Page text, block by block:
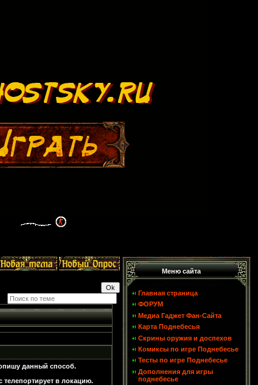
данный способ.
в локацию.
Меню сайта
Главная страница
ФОРУМ
Медиа Гаджет Фан-Сайта
Карта Поднебесья
Скрины оружия и доспехов
Комиксы по игре Поднебесье
Тесты по игре Поднебесье
Дополнения для игры
поднебесье